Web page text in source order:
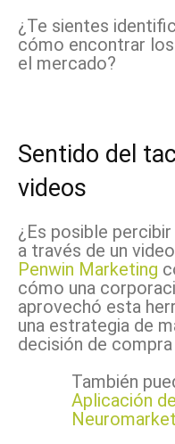
¿Te sientes
cómo encontrar
el mercado?
Sentido del
videos
¿Es posible
a través de un
Penwin Marketing
cómo una
aprovechó esta
una estrategia de
decisión de
También
Aplicación